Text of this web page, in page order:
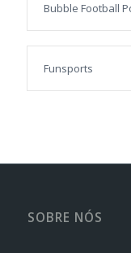
Bubble Football
Funsports
SOBRE NÓS